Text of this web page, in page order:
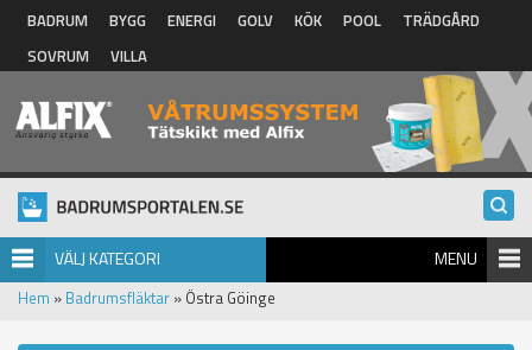
Hoppa till huvudinnehåll
BADRUM BYGG ENERGI GOLV KÖK POOL
TRÄDGÅRD
SOVRUM
VILLA
VÄLJ KATEGORI MENU
Hem » Badrumsfläktar » Östra Göinge